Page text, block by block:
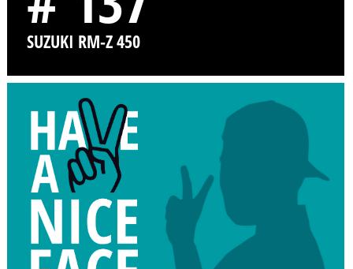
SUZUKI RM-Z 450